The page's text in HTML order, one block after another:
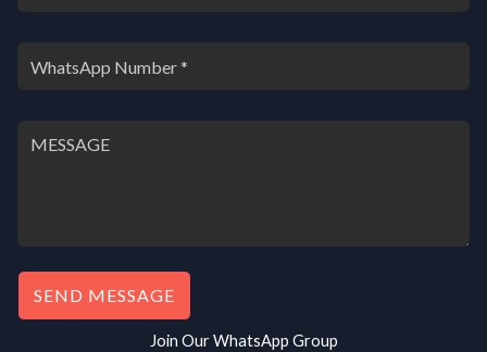
SEND MESSAGE
Join Our WhatsApp Group